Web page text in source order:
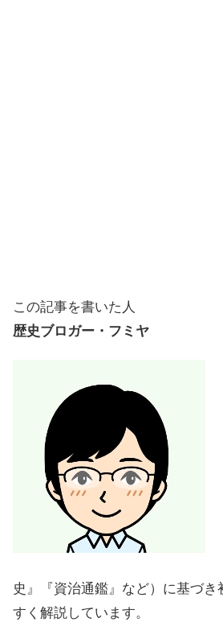
この記事を書いた人
歴史ブロガー・フミヤ
史』『資治通鑑』など）に基づき
すく解説しています。